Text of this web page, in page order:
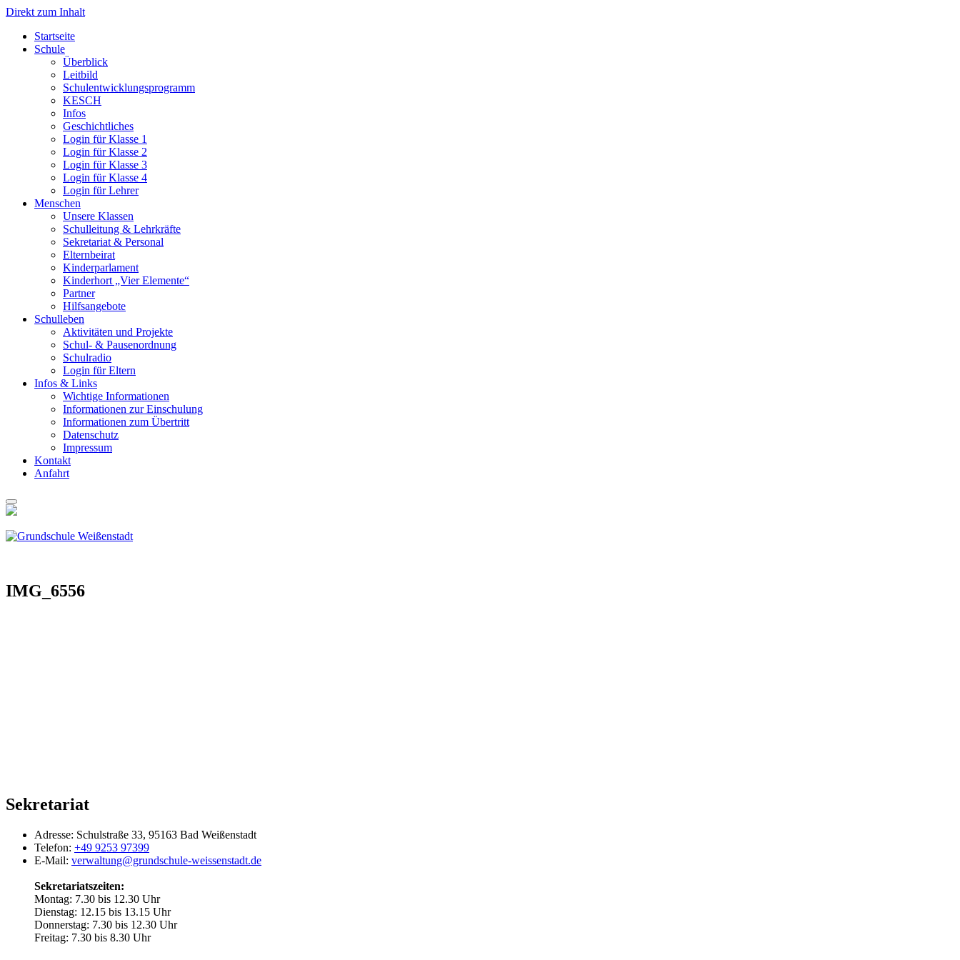
Direkt zum Inhalt
Start­sei­te
Schu­le
Über­blick
Leit­bild
Schul­ent­wick­lungs­pro­gramm
KESCH
Infos
Geschicht­li­ches
Log­in für Klas­se 1
Log­in für Klas­se 2
Log­in für Klas­se 3
Log­in für Klas­se 4
Log­in für Leh­rer
Men­schen
Unse­re Klas­sen
Schul­lei­tung & Lehr­kräf­te
Sekre­ta­ri­at & Per­so­nal
Eltern­bei­rat
Kin­der­par­la­ment
Kin­der­hort „Vier Ele­men­te“
Part­ner
Hilfs­an­ge­bo­te
Schul­le­ben
Akti­vi­tä­ten und Pro­jek­te
Schul- & Pau­sen­ord­nung
Schul­ra­dio
Log­in für Eltern
Infos & Links
Wich­ti­ge Infor­ma­tio­nen
Infor­ma­tio­nen zur Ein­schu­lung
Infor­ma­tio­nen zum Über­tritt
Daten­schutz
Impres­sum
Kon­takt
Anfahrt
IMG_6556
Sekretariat
Adresse: Schulstraße 33, 95163 Bad Weißenstadt
Telefon: +49 9253 97399
E-Mail: verwaltung@grundschule-weissenstadt.de
Sekretariatszeiten:
Montag: 7.30 bis 12.30 Uhr
Dienstag: 12.15 bis 13.15 Uhr
Donnerstag: 7.30 bis 12.30 Uhr
Freitag: 7.30 bis 8.30 Uhr